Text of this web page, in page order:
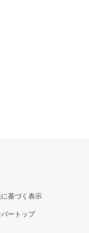
基づく表示
ートップ